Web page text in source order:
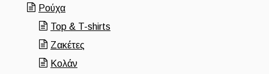
Ρούχα
Top & T-shirts
Ζακέτες
Κολάν